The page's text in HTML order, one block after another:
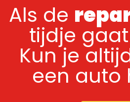
Als de
tijdje
Kun je
een auto